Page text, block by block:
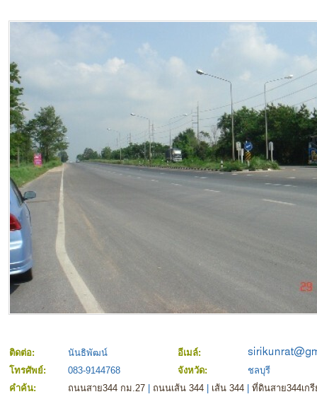
ติดต่อ: นันธิพัฒน์
อีเมล์:
โทรศัพย์:
083-9144768 จังหวัด:
ชลบุรี
คำค้น:
ถนนสาย344 กม.27 ถนนเส้น 344 เส้น 344 ที่ดินสาย344เก